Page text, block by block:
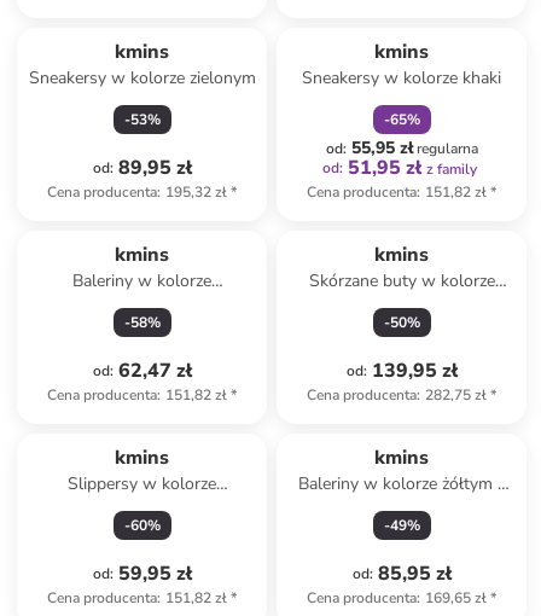
kmins
Sneakersy w kolorze zielonym
-53%
od: 89,95 zł
Cena producenta: 195,32 zł*
kmins
Sneakersy w kolorze khaki
-65%
od: 55,95 złregularna
od: 51,95 zł z family
Cena producenta: 151,82 zł*
kmins
Baleriny w kolorze
jasnoróżowym z paskiem
-58%
od: 62,47 zł
Cena producenta: 151,82 zł*
kmins
Skórzane buty w kolorze
białym ze wzorem do
chodzenia na boso
-50%
od: 139,95 zł
Cena producenta: 282,75 zł*
kmins
Slippersy w kolorze
niebieskim
-60%
od: 59,95 zł
Cena producenta: 151,82 zł*
kmins
Baleriny w kolorze żółtym z
paskiem
-49%
od: 85,95 zł
Cena producenta: 169,65 zł*